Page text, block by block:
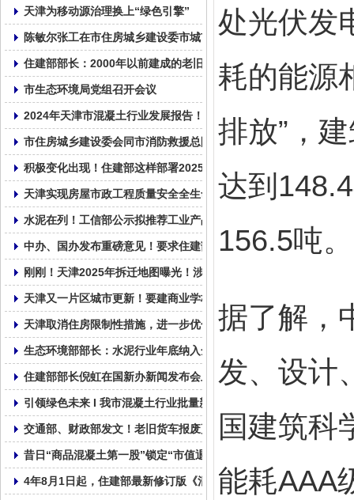
天津为移动源治理换上“绿色引擎”
陈敏尔张工在市住房城乡建设委市城市管理委调研：以筹备好上合
住建部部长：2000年以前建成的老旧小区纳入城市更新改造范围
市生态环境局党组召开会议
2024年天津市混凝土行业发展报告！
市住房城乡建设委会同市消防救援总队召开全市住建领域安全生产
积极变化出现！住建部这样部署2025年房地产工作
天津实现房屋市政工程质量安全全生命周期数字监管
水泥在列！工信部公示拟推荐工业产品碳足迹核算规则团体标准清
中办、国办发布重磅意见！要求住建部牵头加强指导和总结评估，
刚刚！天津2025年拆迁地图曝光！涉及城更、拆改、新建！28个
天津又一片区城市更新！要建商业学校……
天津取消住房限制性措施，进一步优化房地产政策
生态环境部部长：水泥行业年底纳入全国碳市场！
住建部部长倪虹在国新办新闻发布会上介绍住房城乡建设事业高质
引领绿色未来 I 我市混凝土行业批量新能源车辆投入使用
交通部、财政部发文！老旧货车报废更新补贴标准来了，购新能源
昔日“商品混凝土第一股”锁定“市值退市”，资金被实控人占超1亿元
4年8月1日起，住建部最新修订版《混凝土结构设计标准》GB/
处光伏发
耗的能源
排放”，
达到
156.5吨。
据了解，
发、设计
国建筑科
能耗AAA